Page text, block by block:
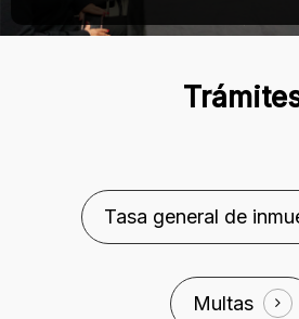
Tasa general de
Multas